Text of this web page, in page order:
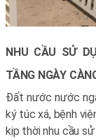
NHU CẦU SỬ
TẦNG NGÀY
Đất nước nước
ký túc xá, bệnh
kịp thời nhu cầu